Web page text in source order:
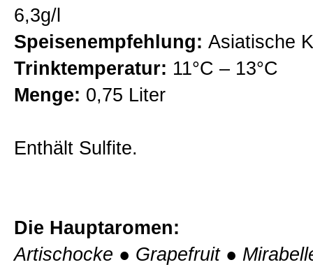
Barriqueweine
Sekt/Traubensaft
Probierpakete
6,3g/l
Speisenempfehlung: Asiatische
Trinktemperatur: 11°C – 13°C
Menge: 0,75 Liter
Enthält Sulfite.
Die Hauptaromen:
Artischocke ● Grapefruit ●